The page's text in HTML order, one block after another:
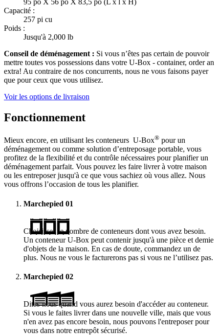
95 po X 56 po X 83,5 po (L x l x H)
Capacité :
257 pi cu
Poids :
Jusqu'à 2,000 lb
Conseil de déménagement : Si vous n’êtes pas certain de pouvoir
mettre toutes vos possessions dans votre U-Box - container, order an
extra! Au contraire de nos concurrents, nous ne vous faisons payer
que pour ceux que vous utilisez.
Voir les options de livraison
Fonctionnement
Mieux encore, en utilisant les conteneurs U-Box® pour un
déménagement ou comme solution d’entreposage portable, vous
profitez de la flexibilité et du contrôle nécessaires pour planifier un
déménagement parfait. Vous pouvez les faire livrer à votre maison
ou les entreposer jusqu'à ce que vous sachiez où vous allez. Nous
vous offrons l’occasion de tous les planifier.
Marchepied 01
Choisissez le nombre de conteneurs dont vous avez besoin.
Un conteneurU-Box peut contenir jusqu'à une pièce et demie
d'objets de la maison. En cas de doute, commandez un de
plus. Nous ne vous le facturerons pas si vous ne l’utilisez pas.
Marchepied 02
Dites-nous quand vous aurez besoin d'accéder au conteneur.
Si vous le faites livrer dans une nouvelle ville, mais que vous
n'en avez pas encore besoin, nous pouvons l'entreposer pour
vous dans notre entrepôt sécurisé.